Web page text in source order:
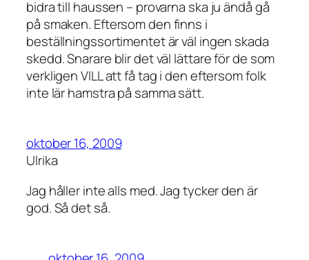
bidra till haussen – provarna ska ju ändå gå
på smaken. Eftersom den finns i
beställningssortimentet är väl ingen skada
skedd. Snarare blir det väl lättare för de som
verkligen VILL att få tag i den eftersom folk
inte lär hamstra på samma sätt.
oktober 16, 2009
Ulrika
Jag håller inte alls med. Jag tycker den är
god. Så det så.